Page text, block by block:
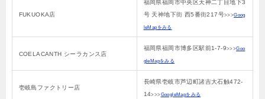
FUKUOKA店
福岡県福岡市中央区天神二丁目地下3
号 天神地下街 西5番街217号>>>Goog
leMapをみる
COELACANTH シーラカンス店
福岡県福岡市博多区駅前1-7-9>>>Goo
gleMapをみる
壱岐島ファクトリー店
長崎県壱岐市芦辺町諸吉大石触472-
14>>>GoogleMapをみる